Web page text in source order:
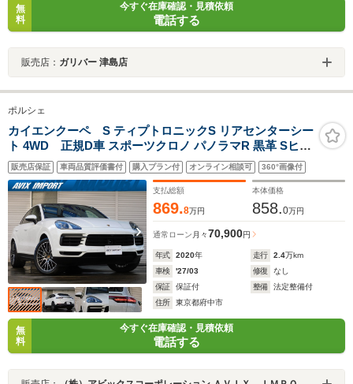
無
料
今すぐ在庫確認・見積依頼
電話する
販売店： ガリバー 津島店
ポルシェ
カイエンクーペ S ティプトロニックS リアセンターシー
ト 4WD 正規D車 スポーツクロノ パノラマR 黒革 Sヒー
ター 5人乗り PCMナビ BOSE アンビエントライト 全周
C&PAS ACC&LCA&LDW LEDヘッドライト(PDLS付) エ
ントリーD ソフトクローズ スポーツテールパイプ PASM
純正21AW
販売店保証 車両品質評価書付 購入プラン付 オンライン相談可 360°画像付
支払総額
869.8万円
本体価格
858.0万円
通常ローン 月々70,900円
年式 2020年 走行 2.4万km
車検
'27/03 修復
なし
保証
保証付 整備
法定整備付
住所
東京都府中市
無
料
今すぐ在庫確認・見積依頼
電話する